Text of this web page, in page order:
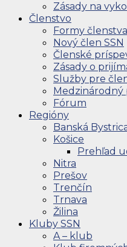
Zásady na
Členstvo
Formy členstva
Nový člen SSN
Členské
Zásady o
Služby pre
Medzinárodný
Fórum
Regióny
Banská
Košice
Prehľad
Nitra
Prešov
Trenčín
Trnava
Žilina
Kluby SSN
A – klub